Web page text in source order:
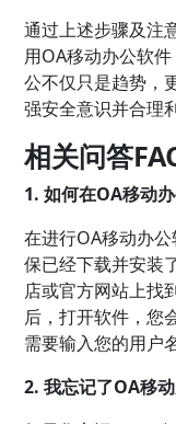
通过上述步骤及注
用OA移动办公软
公不仅只是趋势，
强安全意识并合理
相关问答
1. 如何在OA移动
在进行OA移动办
保已经下载并安装
店或官方网站上找
后，打开软件，您
需要输入您的用户
2. 我忘记了OA移